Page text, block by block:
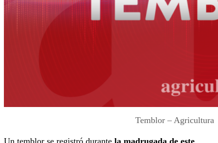
Temblor – Agricultura
Un temblor se registró durante la madrugada de este